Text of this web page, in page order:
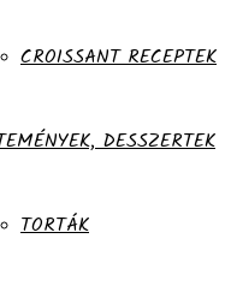
CROISSANT RECEPTEK
DESSZERTEK
TORTÁK